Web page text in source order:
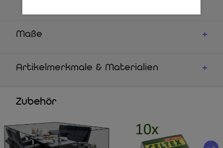
Maße
Artikelmerkmale & Materialien
Zubehör